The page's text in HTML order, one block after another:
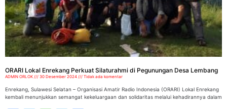
ORARI Lokal Enrekang Perkuat Silaturahmi di Pegunungan Desa Lembang
ADMIN ORLOK 30 Desember 2024 Tidak ada komentar
Enrekang, Sulawesi Selatan – Organisasi Amatir Radio Indonesia (ORARI) Lokal Enrekang
kembali menunjukkan semangat kekeluargaan dan solidaritas melalui kehadirannya dalam